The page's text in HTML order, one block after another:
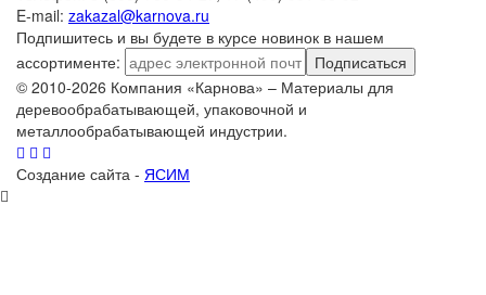
E-mail: zakazal@karnova.ru
Подпишитесь и вы будете в курсе новинок в нашем
ассортименте:
Подписаться
© 2010-2026 Компания «Карнова» – Материалы для
деревообрабатывающей, упаковочной и
металлообрабатывающей индустрии.
Создание сайта - ЯСИМ